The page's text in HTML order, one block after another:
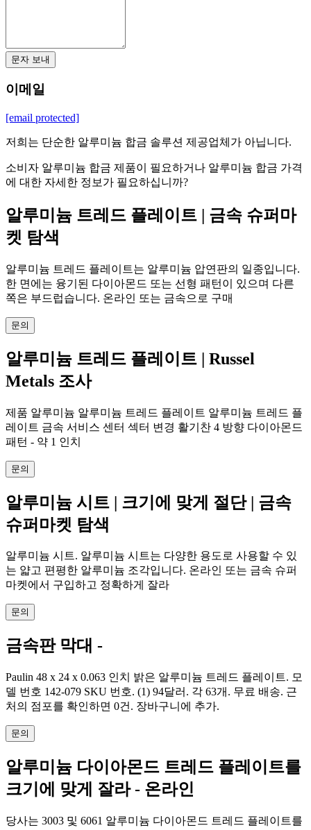
문자 보내
이메일
[email protected]
저희는 단순한 알루미늄 합금 솔루션 제공업체가 아닙니다.
소비자 알루미늄 합금 제품이 필요하거나 알루미늄 합금 가격
에 대한 자세한 정보가 필요하십니까?
알루미늄 트레드 플레이트 | 금속 슈퍼마
켓 탐색
알루미늄 트레드 플레이트는 알루미늄 압연판의 일종입니다.
한 면에는 융기된 다이아몬드 또는 선형 패턴이 있으며 다른
쪽은 부드럽습니다. 온라인 또는 금속으로 구매
문의
알루미늄 트레드 플레이트 | Russel
Metals 조사
제품 알루미늄 알루미늄 트레드 플레이트 알루미늄 트레드 플
레이트 금속 서비스 센터 섹터 변경 활기찬 4 방향 다이아몬드
패턴 - 약 1 인치
문의
알루미늄 시트 | 크기에 맞게 절단 | 금속
슈퍼마켓 탐색
알루미늄 시트. 알루미늄 시트는 다양한 용도로 사용할 수 있
는 얇고 편평한 알루미늄 조각입니다. 온라인 또는 금속 슈퍼
마켓에서 구입하고 정확하게 잘라
문의
금속판 막대 -
Paulin 48 x 24 x 0.063 인치 밝은 알루미늄 트레드 플레이트. 모
델 번호 142-079 SKU 번호. (1) 94달러. 각 63개. 무료 배송. 근
처의 점포를 확인하면 0건. 장바구니에 추가.
문의
알루미늄 다이아몬드 트레드 플레이트를
크기에 맞게 잘라 - 온라인
당사는 3003 및 6061 알루미늄 다이아몬드 트레드 플레이트를